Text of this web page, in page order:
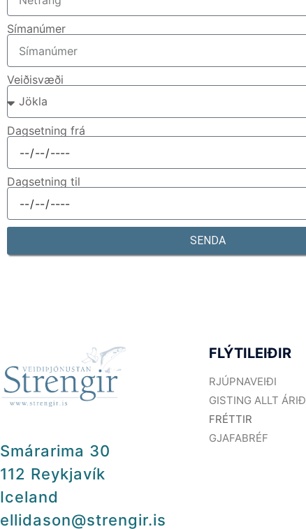
Símanúmer
Veiðisvæði
Dagsetning frá
Dagsetning til
SENDA
Smárarima 30
112 Reykjavík
Iceland
ellidason@strengir.is
FLÝTILEIÐIR
RJÚPNAVEIÐI
GISTING ALLT ÁRIÐ
FRÉTTIR
GJAFABRÉF